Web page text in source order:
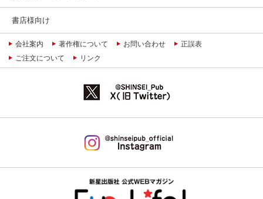
書店様向け
会社案内 著作権について お問い合わせ
正誤表
ご注文について
リンク